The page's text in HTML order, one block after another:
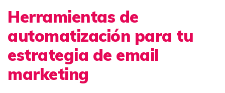
Herramientas de
automatización para tu
estrategia de email
marketing